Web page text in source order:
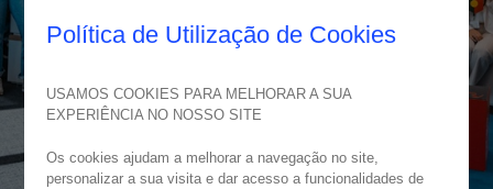
Política de Utilização de Cookies
USAMOS COOKIES PARA MELHORAR A SUA
EXPERIÊNCIA NO NOSSO SITE
Os cookies ajudam a melhorar a navegação no site,
personalizar a sua visita e dar acesso a funcionalidades de